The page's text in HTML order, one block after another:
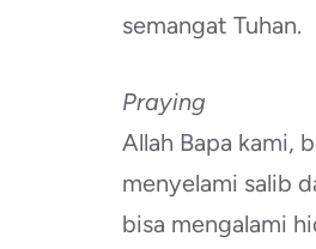
semangat Tuhan.
Praying
Allah Bapa kami,
menyelami salib
bisa mengalami